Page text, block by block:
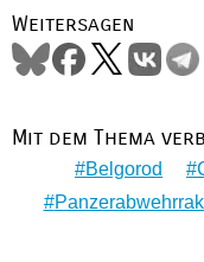
Weitersagen
Mit dem Thema
Belgorod